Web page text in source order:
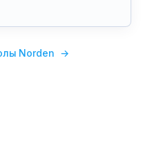
Norden →